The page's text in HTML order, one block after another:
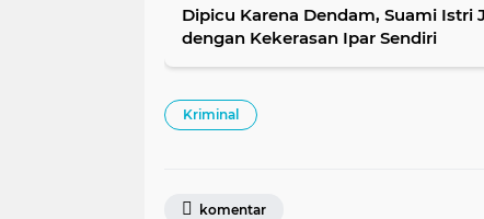
Dipicu Karena Dendam, Suami Istri
dengan Kekerasan Ipar Sendiri
Kriminal
komentar